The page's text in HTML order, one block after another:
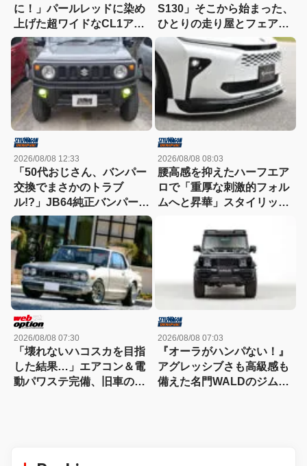
に！」パールレッドに染め
上げた超ワイドなCL1アコ
ードユーロRの美学
S130」そこから始まった、
ひとりの走り屋とフェアレ
ディZの物語
2026/08/08 12:33
「50代おじさん、バンパー
交換でまさかのトラブ
ル!?」JB64純正バンパー流
用に挑戦したら、センサー
エラーも体験（涙）
2026/08/08 08:03
腰高感を抑えたハーフエア
ロで「重厚な刺激的フォル
ムへと昇華」スタイリッシ
2026/08/08 07:30
「壊れないハコスカを目指
した結果…」エアコン＆電
動パワステ完備、旧車の常
2026/08/08 07:03
『オーラがハンパない！』
アグレッシブさも高級感も
備えた名門WALDのジムニ